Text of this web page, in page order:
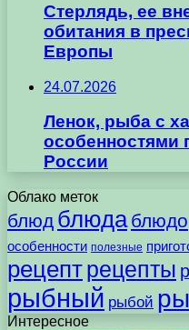
Стерлядь, ее
обитания в
Европы
24.07.2026
Ленок, рыба с
особенностями
России
Облако меток
блюд блюда блюдо
особенности полезные
рецептрецепты
рыбный рыбой
Интересное